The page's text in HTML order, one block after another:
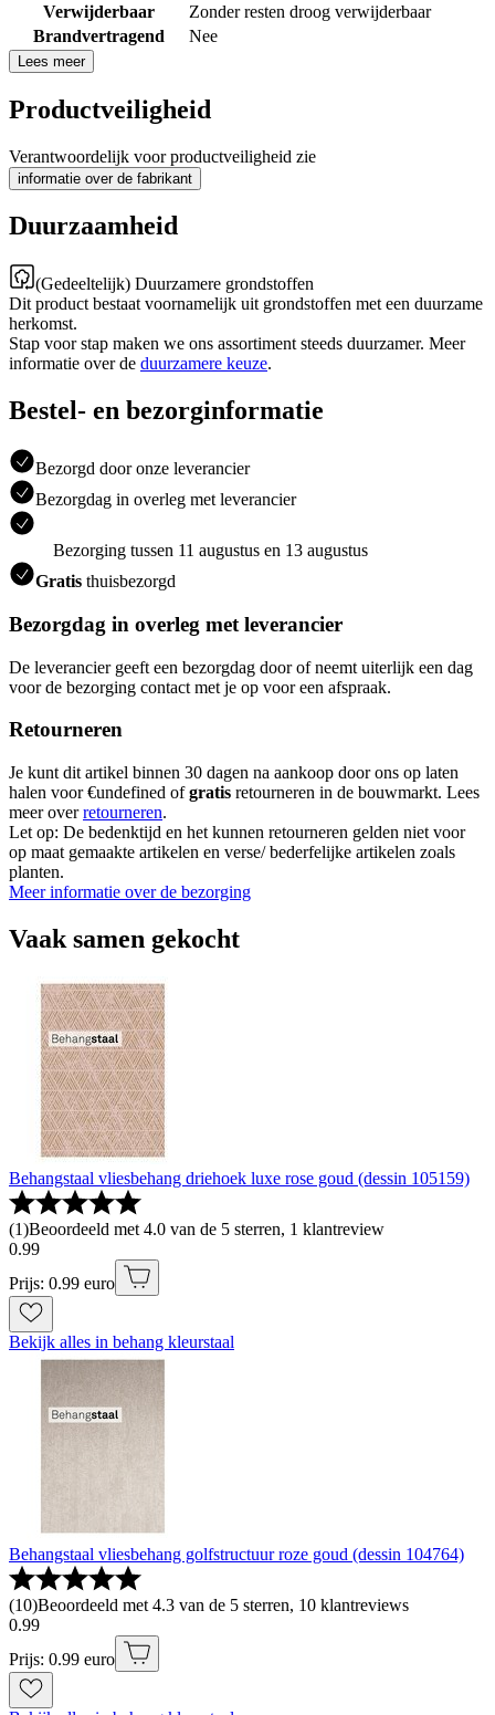
Verwijderbaar
Zonder resten droog verwijderbaar
Brandvertragend
Nee
Lees meer
Productveiligheid
Verantwoordelijk voor productveiligheid zie
informatie over de fabrikant
Duurzaamheid
(Gedeeltelijk) Duurzamere grondstoffen
Dit product bestaat voornamelijk uit grondstoffen met een duurzame
herkomst.
Stap voor stap maken we ons assortiment steeds duurzamer. Meer
informatie over de duurzamere keuze.
Bestel- en bezorginformatie
Bezorgd door onze leverancier
Bezorgdag in overleg met leverancier
Bezorging tussen 11 augustus en 13 augustus
Gratis thuisbezorgd
Bezorgdag in overleg met leverancier
De leverancier geeft een bezorgdag door of neemt uiterlijk een dag
voor de bezorging contact met je op voor een afspraak.
Retourneren
Je kunt dit artikel binnen 30 dagen na aankoop door ons op laten
halen voor €undefined ofgratis retourneren in de bouwmarkt. Lees
meer overretourneren.
Let op: De bedenktijd en het kunnen retourneren gelden niet voor
op maat gemaakte artikelen en verse/ bederfelijke artikelen zoals
planten.
Meer informatie over de bezorging
Vaak samen gekocht
Behangstaal vliesbehang driehoek luxe rose goud (dessin 105159)
(1)Beoordeeld met 4.0 van de 5 sterren, 1 klantreview
0.99
Prijs: 0.99 euro
Bekijk alles in behang kleurstaal
Behangstaal vliesbehang golfstructuur roze goud (dessin 104764)
(10)Beoordeeld met 4.3 van de 5 sterren, 10 klantreviews
0.99
Prijs: 0.99 euro